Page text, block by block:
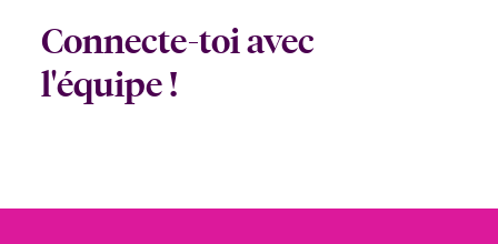
Connecte-toi avec
l'équipe !